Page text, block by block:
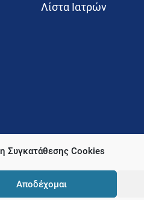
Συγκατάθεσης Cookies
Αποδέχομαι
Λίστα Ιατρών